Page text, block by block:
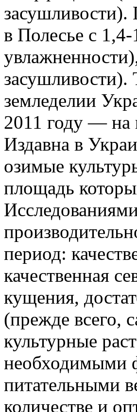
в Полесье с
засушливости).
земледелии
2011 году — на
Издавна в
озимые
площадь
период:
качественная
кущения,
(прежде всего,
культурные
необходимыми
питательными
количестве и